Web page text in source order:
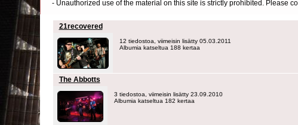
- Unauthorized use of the material on this site is strictly prohibited. Please
21recovered
12 tiedostoa, viimeisin lisätty 05.03.2011
Albumia katseltua 188 kertaa
The Abbotts
3 tiedostoa, viimeisin lisätty 23.09.2010
Albumia katseltua 182 kertaa